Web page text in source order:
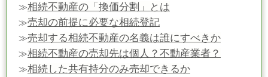
≫相続不動産の「換価分割」とは
≫売却の前提に必要な相続登記
≫売却する相続不動産の名義は誰にすべきか
≫相続不動産の売却先は個人？不動産業者？
≫相続した共有持分のみ売却できるか